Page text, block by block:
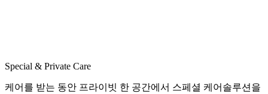
Special & Private Care
케어를 받는 동안 프라이빗 한 공간에서 스페셜 케어솔루션을